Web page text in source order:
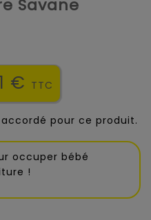
Savane
€ TTC
pour ce produit.
occuper bébé
!